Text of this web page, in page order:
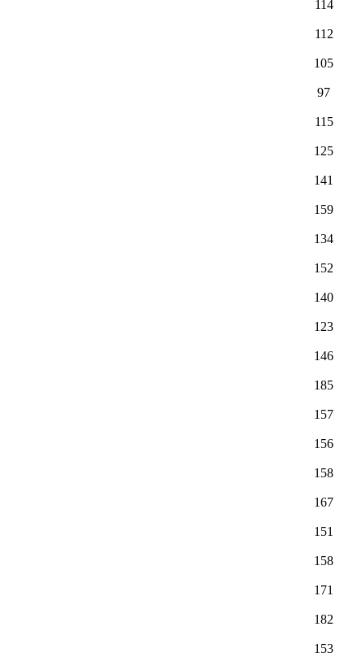
114
112
105
97
115
125
141
159
134
152
140
123
146
185
157
156
158
167
151
158
171
182
153